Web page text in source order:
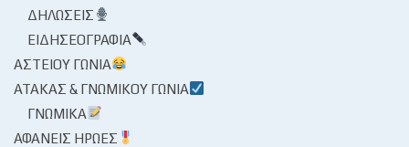
ΔΗΛΏΣΕΙΣ
ΕΙΔΗΣΕΟΓΡΑΦΊΑ
ΑΣΤΕΊΟΥ ΓΩΝΊΑ
ΑΤΆΚΑΣ & ΓΝΩΜΙΚΟΎ ΓΩΝΊΑ
ΓΝΩΜΙΚΆ
ΑΦΑΝΕΊΣ ΉΡΩΕΣ